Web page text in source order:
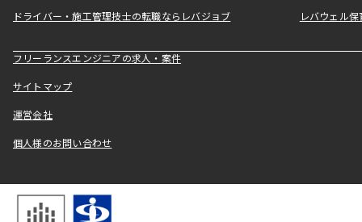
ドライバー・施工管理技士の転職ならレバジョブ レバウェル
フリーランスエンジニアの求人・案件
サイトマップ
運営会社
個人様のお問い合わせ